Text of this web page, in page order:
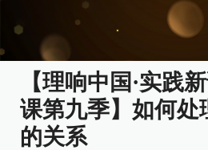
【理响中国·实践
课第九季】如何处
的关系